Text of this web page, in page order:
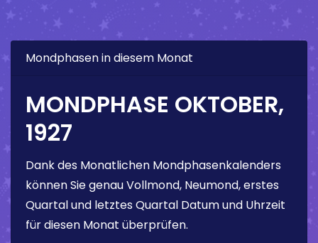
Mondphasen in diesem Monat
MONDPHASE OKTOBER,
1927
Dank des Monatlichen Mondphasenkalenders
können Sie genau Vollmond, Neumond, erstes
Quartal und letztes Quartal Datum und Uhrzeit
für diesen Monat überprüfen.